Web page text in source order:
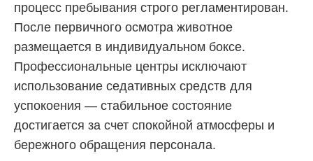
процесс пребывания строго регламентирован.
После первичного осмотра животное
размещается в индивидуальном боксе.
Профессиональные центры исключают
использование седативных средств для
успокоения — стабильное состояние
достигается за счет спокойной атмосферы и
бережного обращения персонала.